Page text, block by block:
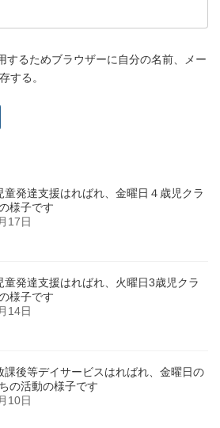
するためブラウザーに自分の名前、メー
する。
童発達支援はればれ、金曜日４歳児クラ
様子です
17日
童発達支援はればれ、火曜日3歳児クラ
様子です
14日
課後等デイサービスはればれ、金曜日の
の活動の様子です
10日